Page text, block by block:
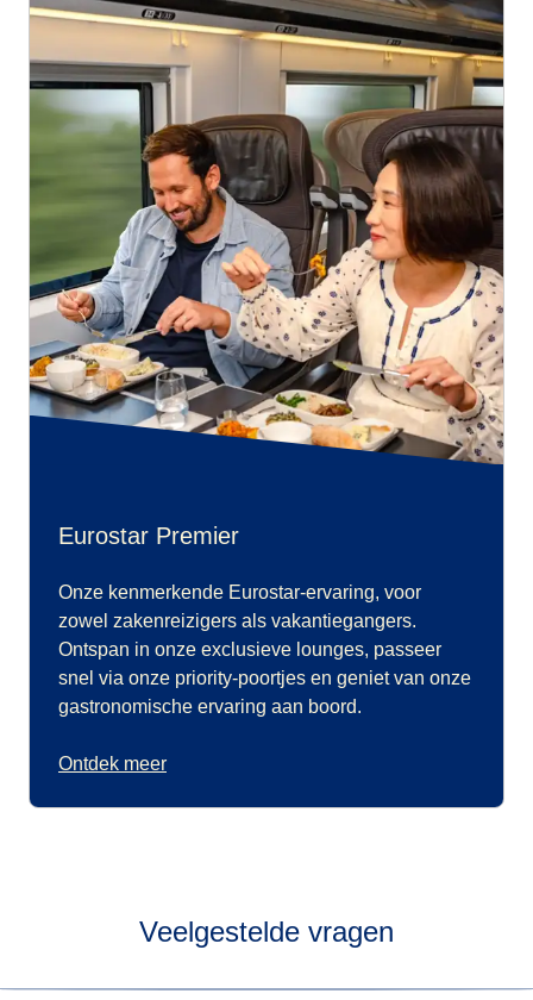
Eurostar Premier
Onze kenmerkende Eurostar-ervaring, voor
zowel zakenreizigers als vakantiegangers.
Ontspan in onze exclusieve lounges, passeer
snel via onze priority-poortjes en geniet van onze
gastronomische ervaring aan boord.
Ontdek meer
Veelgestelde vragen